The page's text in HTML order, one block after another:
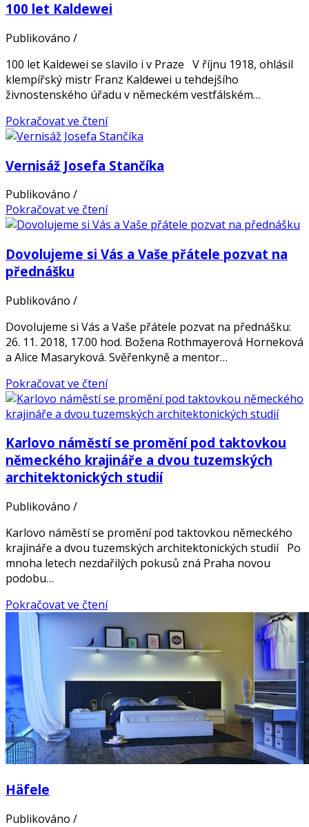
100 let Kaldewei
Publikováno /
100 let Kaldewei se slavilo i v Praze V říjnu 1918, ohlásil
klempířský mistr Franz Kaldewei u tehdejšího
živnostenského úřadu v německém vestfálském…
Pokračovat ve čtení
Vernisáž Josefa Stančíka
Publikováno /
Pokračovat ve čtení
Dovolujeme si Vás a Vaše přátele pozvat na
přednášku
Publikováno /
Dovolujeme si Vás a Vaše přátele pozvat na přednášku:
26. 11. 2018, 17.00 hod. Božena Rothmayerová Horneková
a Alice Masaryková. Svěřenkyně a mentor…
Pokračovat ve čtení
Karlovo náměstí se promění pod taktovkou
německého krajináře a dvou tuzemských
architektonických studií
Publikováno /
Karlovo náměstí se promění pod taktovkou německého
krajináře a dvou tuzemských architektonických studií Po
mnoha letech nezdařilých pokusů zná Praha novou
podobu…
Pokračovat ve čtení
Häfele
Publikováno /